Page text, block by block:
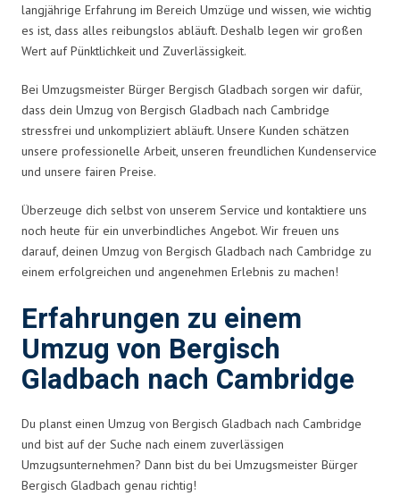
langjährige Erfahrung im Bereich Umzüge und wissen, wie wichtig
es ist, dass alles reibungslos abläuft. Deshalb legen wir großen
Wert auf Pünktlichkeit und Zuverlässigkeit.
Bei Umzugsmeister Bürger Bergisch Gladbach sorgen wir dafür,
dass dein Umzug von Bergisch Gladbach nach Cambridge
stressfrei und unkompliziert abläuft. Unsere Kunden schätzen
unsere professionelle Arbeit, unseren freundlichen Kundenservice
und unsere fairen Preise.
Überzeuge dich selbst von unserem Service und kontaktiere uns
noch heute für ein unverbindliches Angebot. Wir freuen uns
darauf, deinen Umzug von Bergisch Gladbach nach Cambridge zu
einem erfolgreichen und angenehmen Erlebnis zu machen!
Erfahrungen zu einem
Umzug von Bergisch
Gladbach nach Cambridge
Du planst einen Umzug von Bergisch Gladbach nach Cambridge
und bist auf der Suche nach einem zuverlässigen
Umzugsunternehmen? Dann bist du bei Umzugsmeister Bürger
Bergisch Gladbach genau richtig!